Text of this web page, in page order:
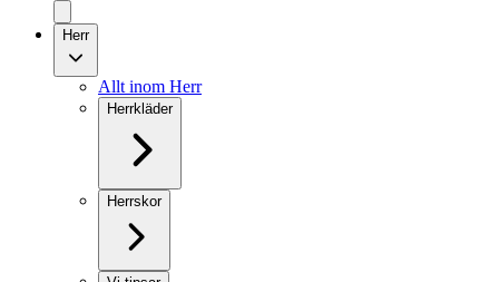
Herr
Allt inom Herr
Herrkläder
Herrskor